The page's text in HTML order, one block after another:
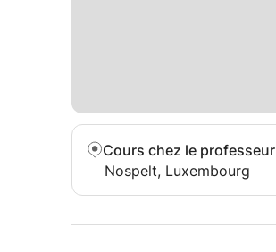
Cours chez le professeur
Nospelt, Luxembourg